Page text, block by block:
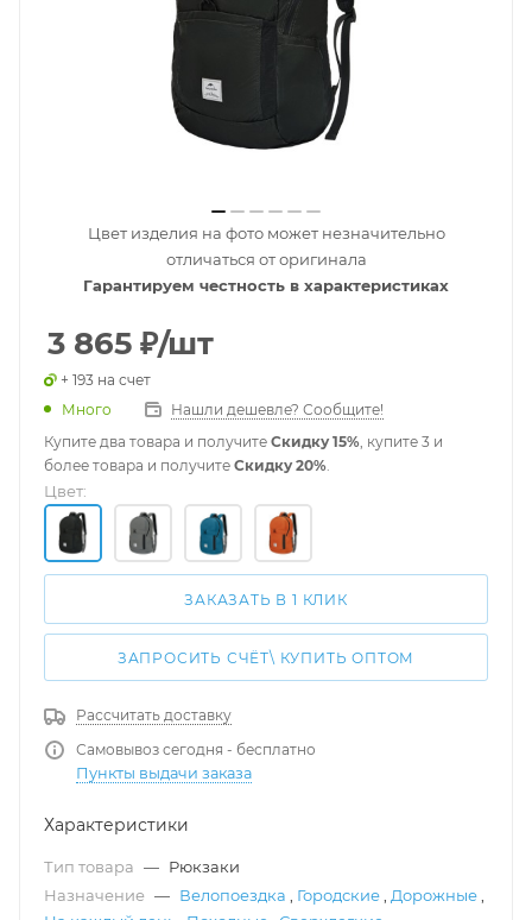
Цвет изделия на фото может незначительно
отличаться от оригинала
Гарантируем честность в характеристиках
3 865 ₽/шт
+ 193 на счет
Много
Нашли дешевле? Сообщите!
Купите два товара и получите Скидку 15%, купите 3 и
более товара и получите Скидку 20%.
Цвет:
ЗАКАЗАТЬ В 1 КЛИК
ЗАПРОСИТЬ СЧЁТ\ КУПИТЬ ОПТОМ
Рассчитать доставку
Самовывоз сегодня - бесплатно
Пункты выдачи заказа
Характеристики
Тип товара — Рюкзаки
Назначение — Велопоездка Городские Дорожные